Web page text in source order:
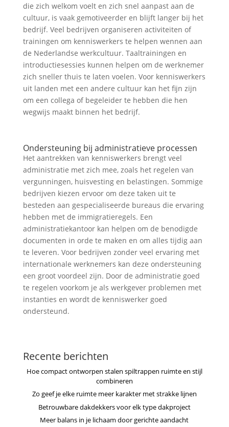
die zich welkom voelt en zich snel aanpast aan de
cultuur, is vaak gemotiveerder en blijft langer bij het
bedrijf. Veel bedrijven organiseren activiteiten of
trainingen om kenniswerkers te helpen wennen aan
de Nederlandse werkcultuur. Taaltrainingen en
introductiesessies kunnen helpen om de werknemer
zich sneller thuis te laten voelen. Voor kenniswerkers
uit landen met een andere cultuur kan het fijn zijn
om een collega of begeleider te hebben die hen
wegwijs maakt binnen het bedrijf.
Ondersteuning bij administratieve processen
Het aantrekken van kenniswerkers brengt veel
administratie met zich mee, zoals het regelen van
vergunningen, huisvesting en belastingen. Sommige
bedrijven kiezen ervoor om deze taken uit te
besteden aan gespecialiseerde bureaus die ervaring
hebben met de immigratieregels. Een
administratiekantoor kan helpen om de benodigde
documenten in orde te maken en om alles tijdig aan
te leveren. Voor bedrijven zonder veel ervaring met
internationale werknemers kan deze ondersteuning
een groot voordeel zijn. Door de administratie goed
te regelen voorkom je als werkgever problemen met
instanties en wordt de kenniswerker goed
ondersteund.
Recente berichten
Hoe compact ontworpen stalen spiltrappen ruimte en stijl
combineren
Zo geef je elke ruimte meer karakter met strakke lijnen
Betrouwbare dakdekkers voor elk type dakproject
Meer balans in je lichaam door gerichte aandacht